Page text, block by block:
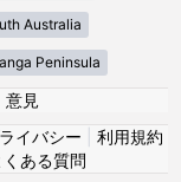
Australia
Peninsula
意見
イバシー
利用規約
くある質問